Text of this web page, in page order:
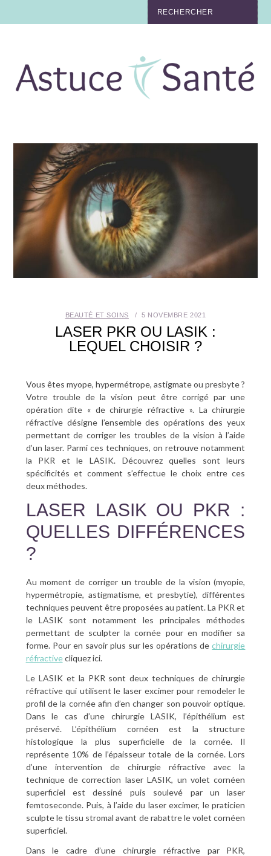
TABAC
NUTRITION
MÉDECINE
MÉDECINE DOUCE
BIEN-ÊTRE
BEAUTÉ ET SOINS 5 NOVEMBRE 2021
LASER PKR OU LASIK :
LEQUEL CHOISIR ?
Vous êtes myope, hypermétrope, astigmate ou presbyte ?
Votre trouble de la vision peut être corrigé par une
opération dite « de chirurgie réfractive ». La chirurgie
réfractive désigne l’ensemble des opérations des yeux
permettant de corriger les troubles de la vision à l’aide
d’un laser. Parmi ces techniques, on retrouve notamment
la PKR et le LASIK. Découvrez quelles sont leurs
spécificités et comment s’effectue le choix entre ces
deux méthodes.
LASER LASIK OU PKR :
QUELLES DIFFÉRENCES
?
Au moment de corriger un trouble de la vision (myopie,
hypermétropie, astigmatisme, et presbytie), différentes
techniques peuvent être proposées au patient. La PKR et
le LASIK sont notamment les principales méthodes
permettant de sculpter la cornée pour en modifier sa
forme. Pour en savoir plus sur les opérations dechirurgie
réfractivecliquez ici.
Le LASIK et la PKR sont deux techniques de chirurgie
réfractive qui utilisent le laser excimer pour remodeler le
profil de la cornée afin d’en changer son pouvoir optique.
Dans le cas d’une chirurgie LASIK, l’épithélium est
préservé. L’épithélium cornéen est la structure
histologique la plus superficielle de la cornée. Il
représente 10% de l’épaisseur totale de la cornée. Lors
d’une intervention de chirurgie réfractive avec la
technique de correction laser LASIK, un volet cornéen
superficiel est dessiné puis soulevé par un laser
femtoseconde. Puis, à l’aide du laser excimer, le praticien
sculpte le tissu stromal avant de rabattre le volet cornéen
superficiel.
Dans le cadre d’une chirurgie réfractive par PKR,